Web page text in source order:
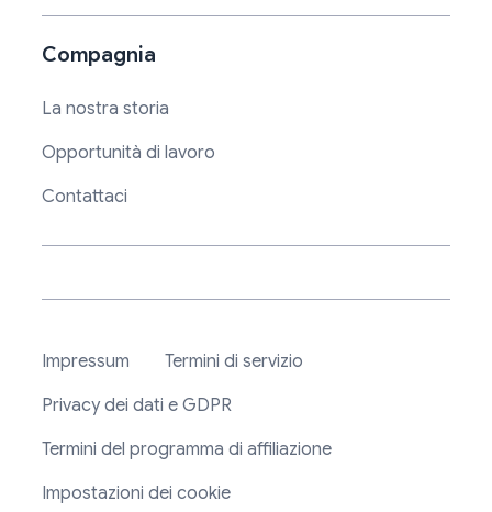
Compagnia
La nostra storia
Opportunità di lavoro
Contattaci
Impressum
Termini di servizio
Privacy dei dati e GDPR
Termini del programma di affiliazione
Impostazioni dei cookie